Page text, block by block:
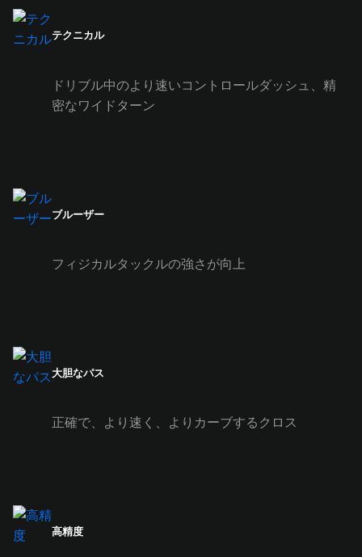
テクニカル
ドリブル中のより速いコントロールダッシュ、精
密なワイドターン
ブルーザー
フィジカルタックルの強さが向上
大胆なパス
正確で、より速く、よりカーブするクロス
高精度